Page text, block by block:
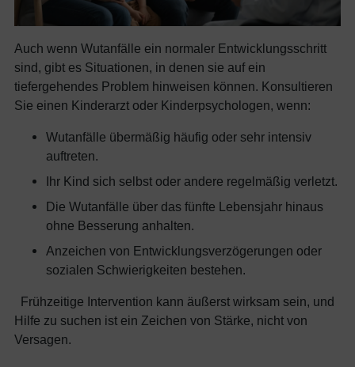
Auch wenn Wutanfälle ein normaler Entwicklungsschritt
sind, gibt es Situationen, in denen sie auf ein
tiefergehendes Problem hinweisen können. Konsultieren
Sie einen Kinderarzt oder Kinderpsychologen, wenn:
Wutanfälle übermäßig häufig oder sehr intensiv
auftreten.
Ihr Kind sich selbst oder andere regelmäßig verletzt.
Die Wutanfälle über das fünfte Lebensjahr hinaus
ohne Besserung anhalten.
Anzeichen von Entwicklungsverzögerungen oder
sozialen Schwierigkeiten bestehen.
Frühzeitige Intervention kann äußerst wirksam sein, und
Hilfe zu suchen ist ein Zeichen von Stärke, nicht von
Versagen.